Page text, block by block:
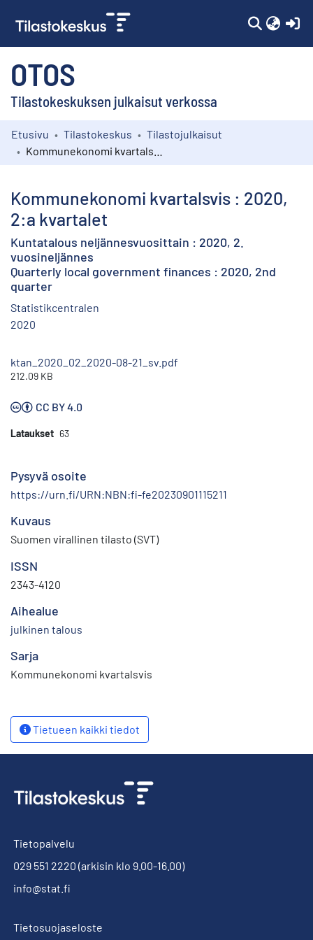
OTOS
Tilastokeskuksen julkaisut verkossa
Kokoelmat
Etusivu Tilastokeskus
Tilastojulkaisut
Kommunekonomi kvartalsvis : 2020,
2:a kvartalet
Kuntatalous neljännesvuosittain : 2020, 2.
vuosineljännes
Quarterly local government finances : 2020, 2nd
quarter
Statistikcentralen
2020
ktan_2020_02_2020-08-21_sv.pdf
212.09 KB
CC BY 4.0
Lataukset 63
Pysyvä osoite
https://urn.fi/URN:NBN:fi-fe20230901115211
Kuvaus
Suomen virallinen tilasto (SVT)
ISSN
2343-4120
Aihealue
julkinen talous
Sarja
Kommunekonomi kvartalsvis
Tietueen kaikki tiedot
Tietopalvelu
029 551 2220 (arkisin klo 9.00-16.00)
info@stat.fi
Tietosuojaseloste